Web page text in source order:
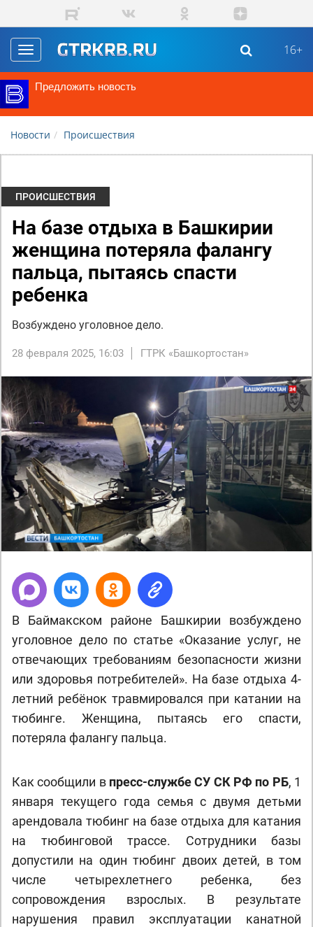
Перейти к основному содержанию
Toggle
navigation
16+
Предложить новость
Новости Происшествия
ПРОИСШЕСТВИЯ
На базе отдыха в Башкирии
женщина потеряла фалангу
пальца, пытаясь спасти
ребенка
Возбуждено уголовное дело.
28 февраля 2025, 16:03 ГТРК «Башкортостан»
В Баймакском районе Башкирии возбуждено
уголовное дело по статье «Оказание услуг, не
отвечающих требованиям безопасности жизни
или здоровья потребителей». На базе отдыха 4-
летний ребёнок травмировался при катании на
тюбинге. Женщина, пытаясь его спасти,
потеряла фалангу пальца.
Как сообщили в пресс-службе СУ СК РФ по РБ, 1
января текущего года семья с двумя детьми
арендовала тюбинг на базе отдыха для катания
на тюбинговой трассе. Сотрудники базы
допустили на один тюбинг двоих детей, в том
числе четырехлетнего ребенка, без
сопровождения взрослых. В результате
нарушения правил эксплуатации канатной